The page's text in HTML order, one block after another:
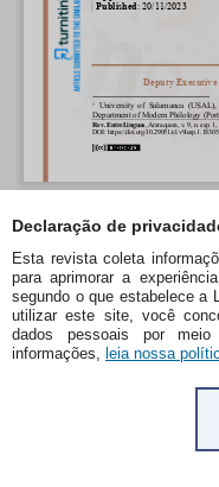
Declaração de
Esta revista coleta
para aprimorar a
segundo o que estabelece a
utilizar este site, você
dados pessoais por
informações, leia nossa